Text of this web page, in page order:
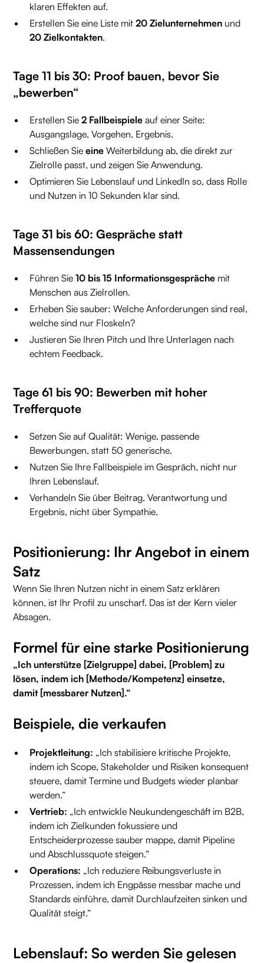
klaren Effekten auf.
Erstellen Sie eine Liste mit20 Zielunternehmen und
20 Zielkontakten.
Tage 11 bis 30: Proof bauen, bevor Sie
„bewerben“
Erstellen Sie2 Fallbeispiele auf einer Seite:
Ausgangslage, Vorgehen, Ergebnis.
Schließen Sieeine Weiterbildung ab, die direkt zur
Zielrolle passt, und zeigen Sie Anwendung.
Optimieren Sie Lebenslauf und LinkedIn so, dass Rolle
und Nutzen in 10 Sekunden klar sind.
Tage 31 bis 60: Gespräche statt
Massensendungen
Führen Sie10 bis 15 Informationsgespräche mit
Menschen aus Zielrollen.
Erheben Sie sauber: Welche Anforderungen sind real,
welche sind nur Floskeln?
Justieren Sie Ihren Pitch und Ihre Unterlagen nach
echtem Feedback.
Tage 61 bis 90: Bewerben mit hoher
Trefferquote
Setzen Sie auf Qualität: Wenige, passende
Bewerbungen, statt 50 generische.
Nutzen Sie Ihre Fallbeispiele im Gespräch, nicht nur
Ihren Lebenslauf.
Verhandeln Sie über Beitrag, Verantwortung und
Ergebnis, nicht über Sympathie.
Positionierung: Ihr Angebot in einem
Satz
Wenn Sie Ihren Nutzen nicht in einem Satz erklären
können, ist Ihr Profil zu unscharf. Das ist der Kern vieler
Absagen.
Formel für eine starke Positionierung
„Ich unterstütze [Zielgruppe] dabei, [Problem] zu
lösen, indem ich [Methode/Kompetenz] einsetze,
damit [messbarer Nutzen].“
Beispiele, die verkaufen
Projektleitung: „Ich stabilisiere kritische Projekte,
indem ich Scope, Stakeholder und Risiken konsequent
steuere, damit Termine und Budgets wieder planbar
werden.“
Vertrieb: „Ich entwickle Neukundengeschäft im B2B,
indem ich Zielkunden fokussiere und
Entscheiderprozesse sauber mappe, damit Pipeline
und Abschlussquote steigen.“
Operations: „Ich reduziere Reibungsverluste in
Prozessen, indem ich Engpässe messbar mache und
Standards einführe, damit Durchlaufzeiten sinken und
Qualität steigt.“
Lebenslauf: So werden Sie gelesen